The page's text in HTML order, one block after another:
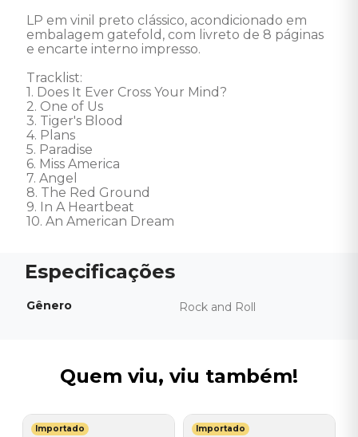
LP em vinil preto clássico, acondicionado em
embalagem gatefold, com livreto de 8 páginas
e encarte interno impresso.
Tracklist:
1. Does It Ever Cross Your Mind?
2. One of Us
3. Tiger's Blood
4. Plans
5. Paradise
6. Miss America
7. Angel
8. The Red Ground
9. In A Heartbeat
10. An American Dream
Gênero Rock and Roll
Quem viu, viu também!
Importado Importado